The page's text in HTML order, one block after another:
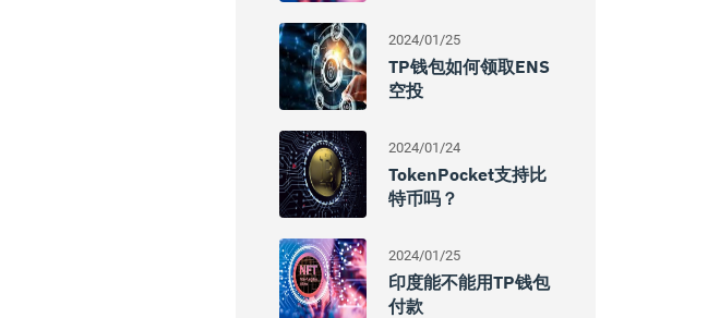
2024/01/25
TP钱包如何领取ENS
空投
2024/01/24
TokenPocket支持比
特币吗？
2024/01/25
印度能不能用TP钱包
付款